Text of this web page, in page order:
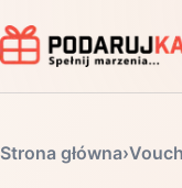
Strona główna›